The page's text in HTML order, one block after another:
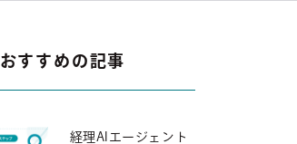
おすすめの記事
経理AIエージェント